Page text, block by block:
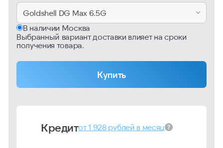
Goldshell DG Max 6.5G
В наличии Москва
Выбранный вариант доставки влияет на сроки
получения товара.
Купить
Кредитот 1 928 рублей в месяц